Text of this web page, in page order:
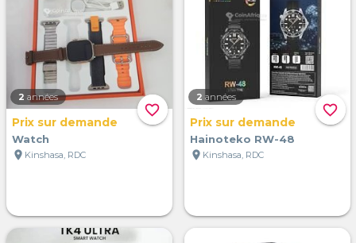
favorite_border
2 années
Prix sur demande
Watch
location_on Kinshasa, RDC
favorite_border
2 années
Prix sur demande
Hainoteko RW-48
location_on Kinshasa, RDC